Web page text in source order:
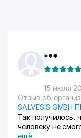
***
15 июля
Отзыв об
SALVESIS
Так получилось,
человеку не
просто
ещё